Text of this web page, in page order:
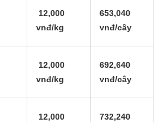
12,000
vnđ/kg
653,040
vnđ/cây
12,000
vnđ/kg
692,640
vnđ/cây
12,000
732,240